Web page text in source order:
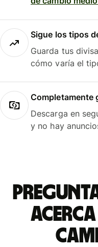
Sigue los tipos
Guarda tus
cómo varía el
Completamente
Descarga en
y no hay